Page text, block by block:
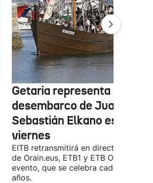
Getaria representa el
desembarco de Juan
Sebastián Elkano este
viernes
EITB retransmitirá en directo a través
de Orain.eus, ETB1 y ETB ON este
evento, que se celebra cada cuatro
años.